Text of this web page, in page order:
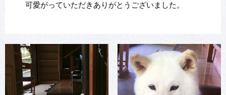
可愛がっていただきありがとうございました。